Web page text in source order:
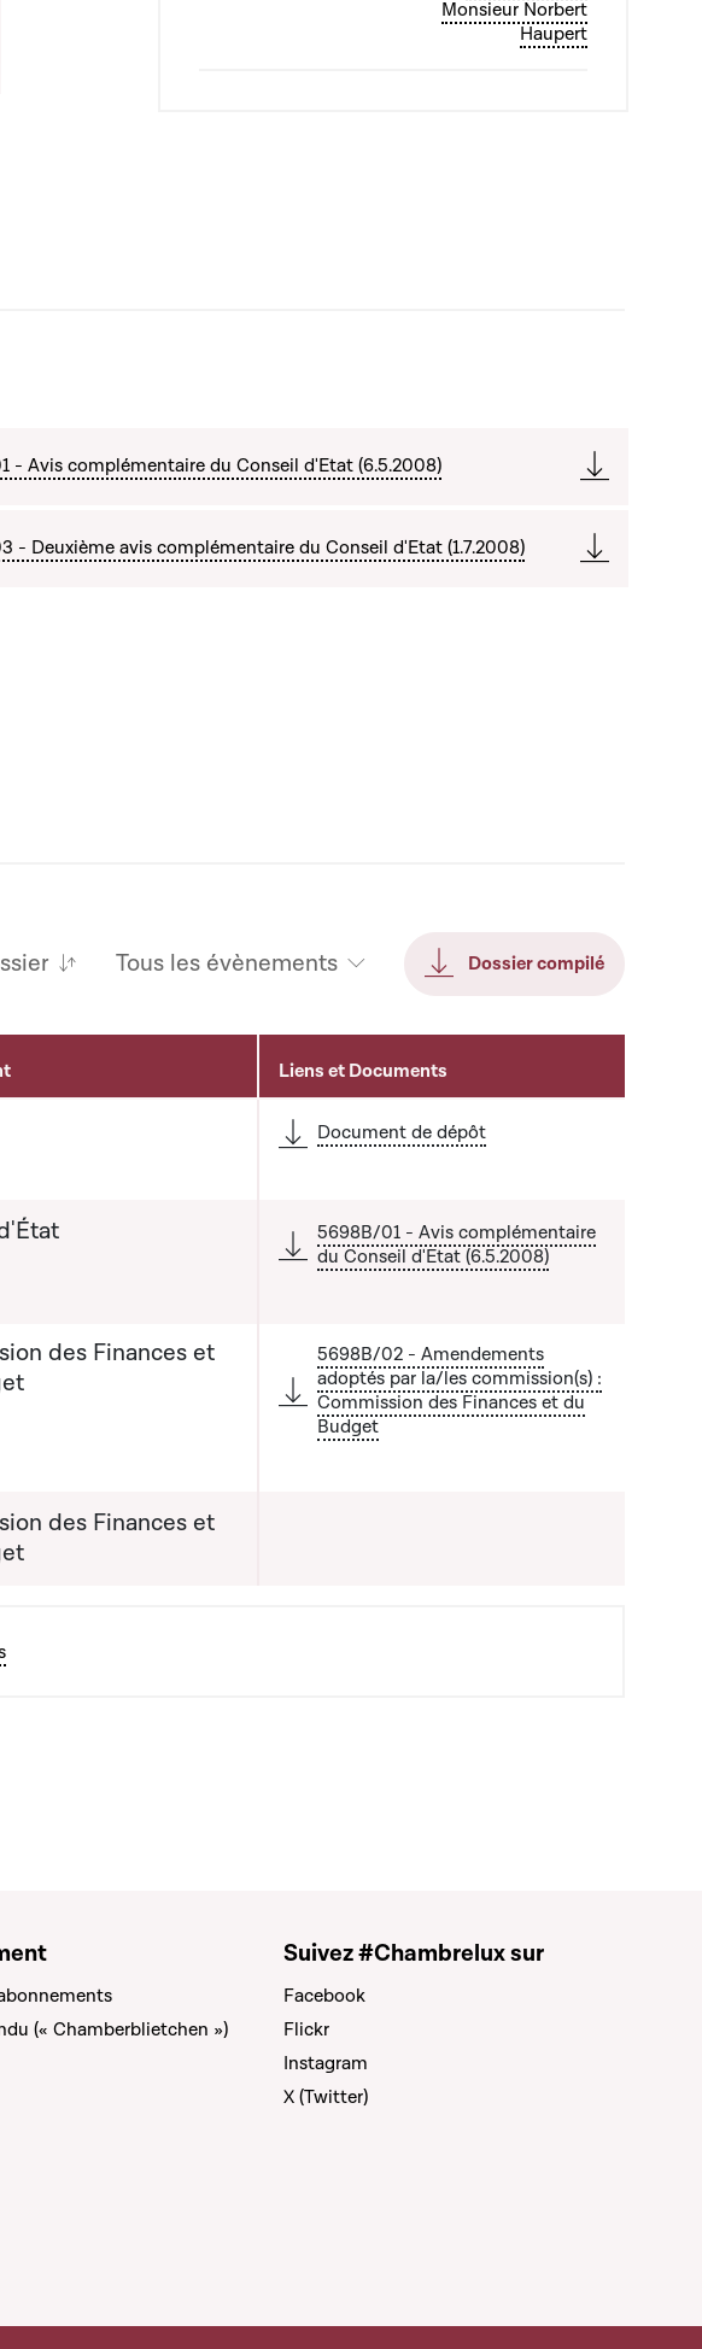
Monsieur Norbert
Haupert
- Avis complémentaire du Conseil d'Etat (6.5.2008)
- Deuxième avis complémentaire du Conseil d'Etat (1.7.2008)
Tous les évènements Dossier compilé
Liens et Documents
Document de dépôt
5698B/01 - Avis complémentaire
du Conseil d'Etat (6.5.2008)
des Finances et
5698B/02 - Amendements
adoptés par la/les commission(s) :
Commission des Finances et du
Budget
des Finances et
(« Chamberblietchen »)
Suivez #Chambrelux sur
Facebook
Flickr
Instagram
X (Twitter)